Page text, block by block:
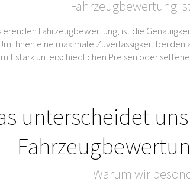
Fahrzeugbewertung
Fahrzeugbewertung, ist die
Ihnen eine maximale Zuverlässigkeit bei
mit stark unterschiedlichen Preisen oder
unterscheidet
Warum wir